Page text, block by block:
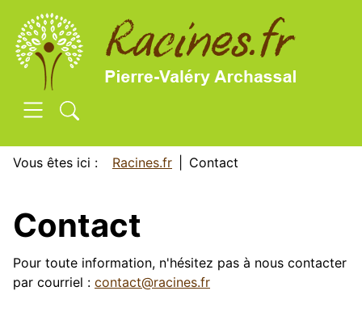
SKIP TO MAIN CONTENT
Vous êtes ici : Racines.fr Contact
Contact
Pour toute information, n'hésitez pas à nous contacter
par courriel : contact@racines.fr